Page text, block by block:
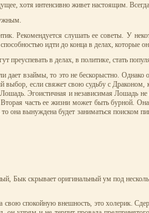
хотя интенсивно живет настоящим.
Рекомендуется слушать ее советы. У
идти до конца в делах, которые
в делах, в политике, стать
взаймы, то это не бескорыстно.
если свяжет свою судьбу с Драконом,
Эгоистичная и независимая Лошадь
часть ее жизни может быть бурной. Она
она вынуждена будет заниматься
скрывает оригинальный ум под
спокойную внешность, это холерик.